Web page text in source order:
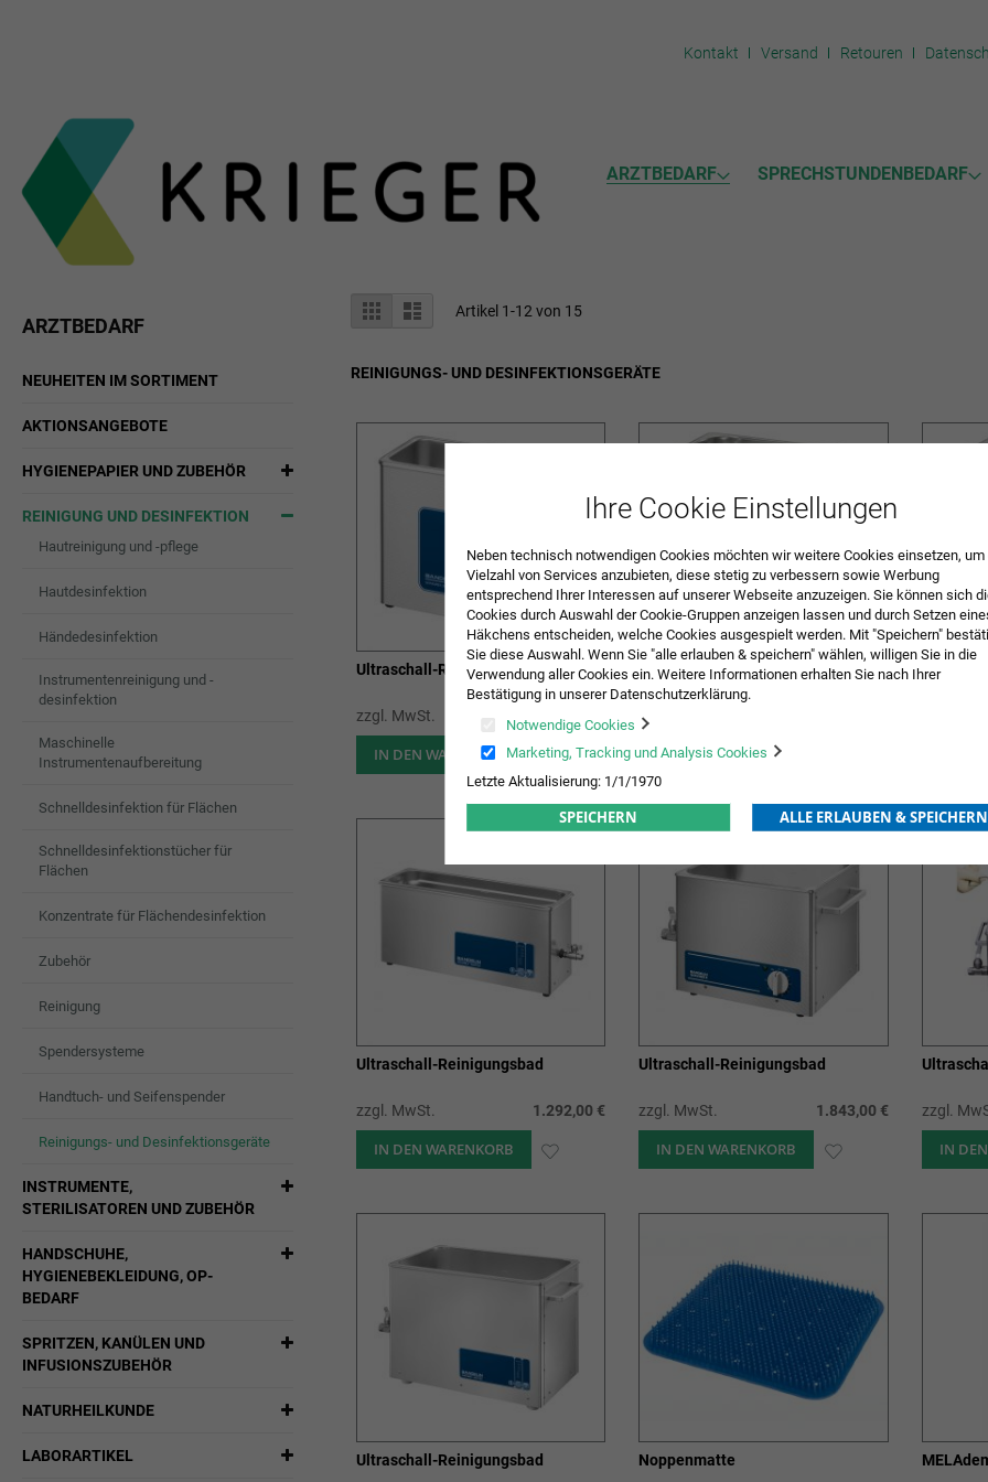
Kontakt Versand Retouren
ARZTBEDARF SPRECHSTUNDENBEDARF
Anzeigen
als
Liste Liste Artikel 1-12 von 15
REINIGUNGS- UND DESINFEKTIONSGERÄTE
Ultraschall-Reinigungsbad
zzgl. MwSt. 446,50 €
IN DEN WARENKORB ZUR
WUNSCHLISTE
HINZUFÜGEN
Ultraschall-Reinigungsbad
zzgl. MwSt.
IN DEN WARENKORB
HINZUFÜGEN
IN
Ultraschall-Reinigungsbad
zzgl. MwSt. 1.292,00 €
IN DEN WARENKORB
Ultraschall-Reinigungsbad
zzgl. MwSt. 1.843,00 €
IN DEN WARENKORB ZUR
zzgl.
IN
Ultraschall-Reinigungsbad Noppenmatte
ARZTBEDARF
NEUHEITEN IM SORTIMENT
AKTIONSANGEBOTE
HYGIENEPAPIER UND ZUBEHÖR
REINIGUNG UND DESINFEKTION
Hautreinigung und -pflege
Hautdesinfektion
Händedesinfektion
Instrumentenreinigung und -
desinfektion
Maschinelle
Instrumentenaufbereitung
Schnelldesinfektion für Flächen
Schnelldesinfektionstücher für
Flächen
Konzentrate für Flächendesinfektion
Zubehör
Reinigung
Spendersysteme
Handtuch- und Seifenspender
Reinigungs- und Desinfektionsgeräte
INSTRUMENTE,
STERILISATOREN UND ZUBEHÖR
HANDSCHUHE,
HYGIENEBEKLEIDUNG, OP-
BEDARF
SPRITZEN, KANÜLEN UND
INFUSIONSZUBEHÖR
NATURHEILKUNDE
LABORARTIKEL
Ihre Cookie Einstellungen
Neben technisch notwendigen Cookies möchten wir weitere Cookies einsetzen, um
Vielzahl von Services anzubieten, diese stetig zu verbessern sowie Werbung
entsprechend Ihrer Interessen auf unserer Webseite anzuzeigen. Sie können sich
Cookies durch Auswahl der Cookie-Gruppen anzeigen lassen und durch Setzen
Häkchens entscheiden, welche Cookies ausgespielt werden. Mit "Speichern"
Sie diese Auswahl. Wenn Sie "alle erlauben & speichern" wählen, willigen Sie in die
Verwendung aller Cookies ein. Weitere Informationen erhalten Sie nach Ihrer
Bestätigung in unserer Datenschutzerklärung.
Notwendige Cookies
Marketing, Tracking und Analysis Cookies
Letzte Aktualisierung: 1/1/1970
SPEICHERN ALLE ERLAUBEN & SPEICHERN